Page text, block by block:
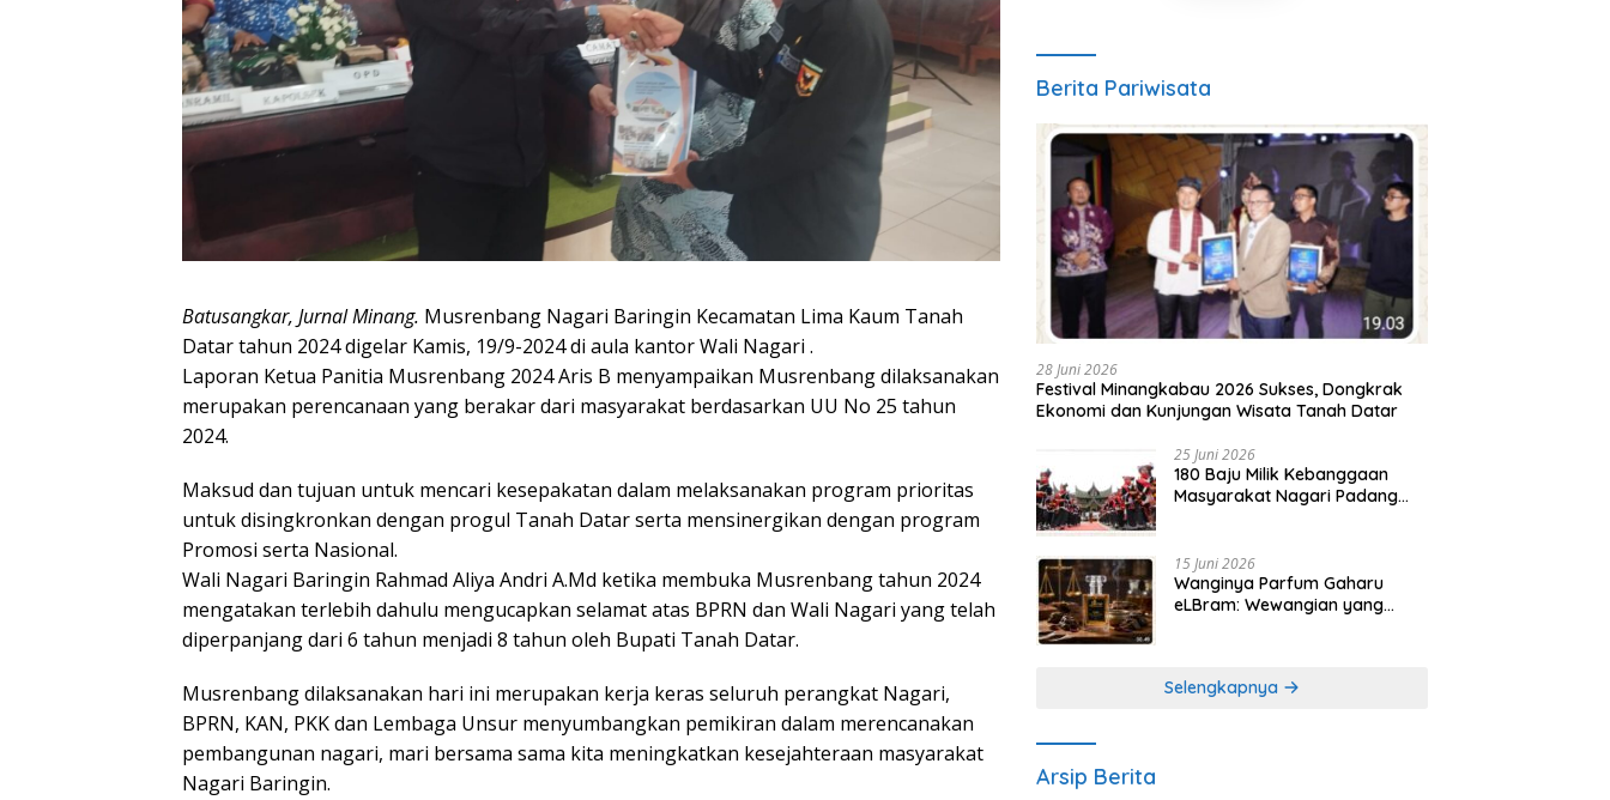
Batusangkar, Jurnal Minang. Musrenbang Nagari Baringin Kecamatan Lima Kaum Tanah
Datar tahun 2024 digelar Kamis, 19/9-2024 di aula kantor Wali Nagari .
Laporan Ketua Panitia Musrenbang 2024 Aris B menyampaikan Musrenbang dilaksanakan
merupakan perencanaan yang berakar dari masyarakat berdasarkan UU No 25 tahun
2024.
Maksud dan tujuan untuk mencari kesepakatan dalam melaksanakan program prioritas
untuk disingkronkan dengan progul Tanah Datar serta mensinergikan dengan program
Promosi serta Nasional.
Wali Nagari Baringin Rahmad Aliya Andri A.Md ketika membuka Musrenbang tahun 2024
mengatakan terlebih dahulu mengucapkan selamat atas BPRN dan Wali Nagari yang telah
diperpanjang dari 6 tahun menjadi 8 tahun oleh Bupati Tanah Datar.
Musrenbang dilaksanakan hari ini merupakan kerja keras seluruh perangkat Nagari,
BPRN, KAN, PKK dan Lembaga Unsur menyumbangkan pemikiran dalam merencanakan
pembangunan nagari, mari bersama sama kita meningkatkan kesejahteraan masyarakat
Nagari Baringin.
Berita Pariwisata
28 Juni 2026
Festival Minangkabau 2026 Sukses, Dongkrak
Ekonomi dan Kunjungan Wisata Tanah Datar
25 Juni 2026
180 Baju Milik Kebanggaan
Masyarakat Nagari Padang
Minangkabau
15 Juni 2026
Wanginya Parfum Gaharu
eLBram: Wewangian yang
Selengkapnya
Arsip Berita